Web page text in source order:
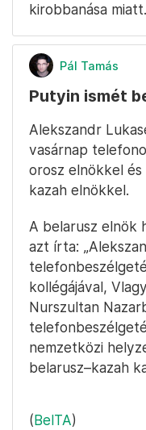
kirobbanása miatt.
Pál Tamás
Putyin ismét
Alekszandr
vasárnap
orosz elnökkel
kazah elnökkel.
A belarusz elnök
azt írta:
kollégájával,
Nurszultan
nemzetközi
belarusz–kazah
(BelTA)